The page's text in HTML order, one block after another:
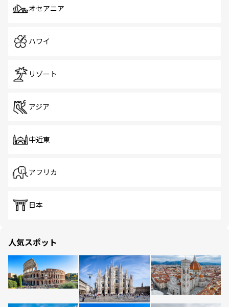
オセアニア
ハワイ
リゾート
アジア
中近東
アフリカ
日本
人気スポット